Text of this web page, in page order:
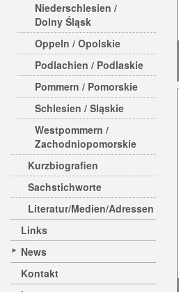
Niederschlesien /
Dolny Śląsk
Oppeln / Opolskie
Podlachien / Podlaskie
Pommern / Pomorskie
Schlesien / Sląskie
Westpommern /
Zachodniopomorskie
Kurzbiografien
Sachstichworte
Literatur/Medien/Adressen
Links
News
Kontakt